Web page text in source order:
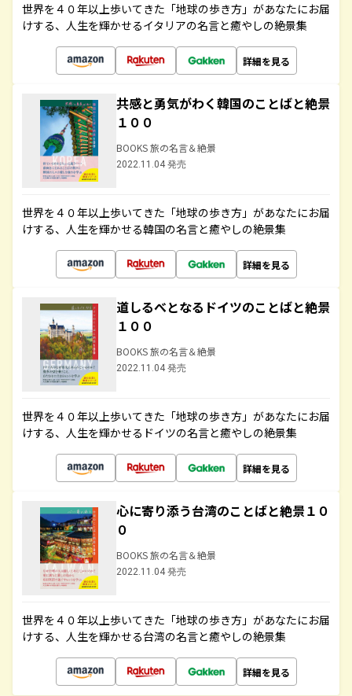
世界を４０年以上歩いてきた「地球の歩き方」があなたにお届
けする、人生を輝かせるイタリアの名言と癒やしの絶景集
詳細を見る
共感と勇気がわく韓国のことばと絶景
１００
BOOKS 旅の名言＆絶景
2022.11.04 発売
世界を４０年以上歩いてきた「地球の歩き方」があなたにお届
けする、人生を輝かせる韓国の名言と癒やしの絶景集
詳細を見る
道しるべとなるドイツのことばと絶景
１００
BOOKS 旅の名言＆絶景
2022.11.04 発売
世界を４０年以上歩いてきた「地球の歩き方」があなたにお届
けする、人生を輝かせるドイツの名言と癒やしの絶景集
詳細を見る
心に寄り添う台湾のことばと絶景１０
０
BOOKS 旅の名言＆絶景
2022.11.04 発売
世界を４０年以上歩いてきた「地球の歩き方」があなたにお届
けする、人生を輝かせる台湾の名言と癒やしの絶景集
詳細を見る